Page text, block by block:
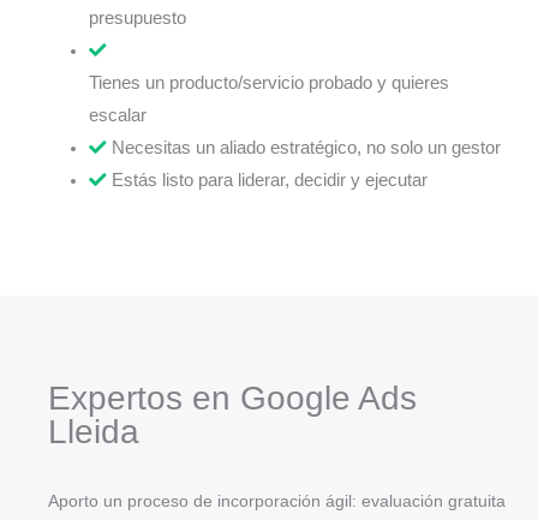
presupuesto
Tienes un producto/servicio probado y quieres
escalar
Necesitas un aliado estratégico, no solo un gestor
Estás listo para liderar, decidir y ejecutar
Expertos en Google Ads
Lleida
Aporto un proceso de incorporación ágil: evaluación gratuita